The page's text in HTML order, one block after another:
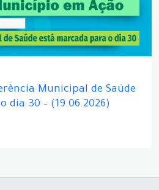
Municipal de Saúde
dia 30 – (19.06.2026)